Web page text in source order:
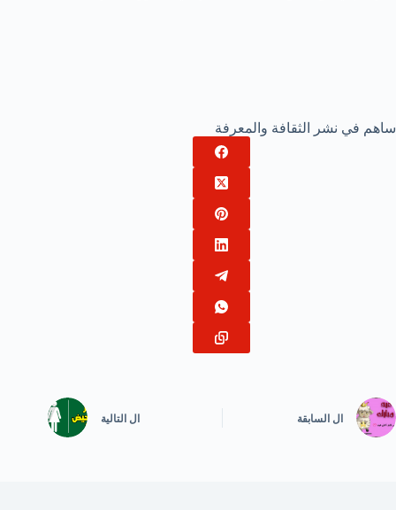
ساهم في نشر الثقافة والمعرفة
ال السابقة ال التالية